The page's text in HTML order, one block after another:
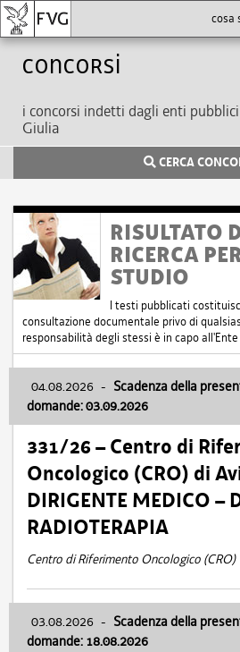
Concorsi
i concorsi indetti dagli enti
Giulia
CERCA
RISULTATO
RICERCA
STUDIO
I testi pubblicati
consultazione documentale privo di
responsabilità degli stessi è in capo
04.08.2026 - Scadenza della
domande: 03.09.2026
331/26 – Centro di
Oncologico (CRO) di
DIRIGENTE MEDICO –
RADIOTERAPIA
Centro di Riferimento Oncologico (CRO)
03.08.2026 - Scadenza della
domande: 18.08.2026